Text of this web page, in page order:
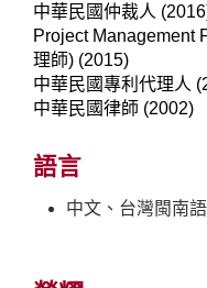
中華民國仲裁人
Project Management
理師) (2015)
中華民國專利代理人
中華民國律師 (2002)
語言
中文、台灣閩南